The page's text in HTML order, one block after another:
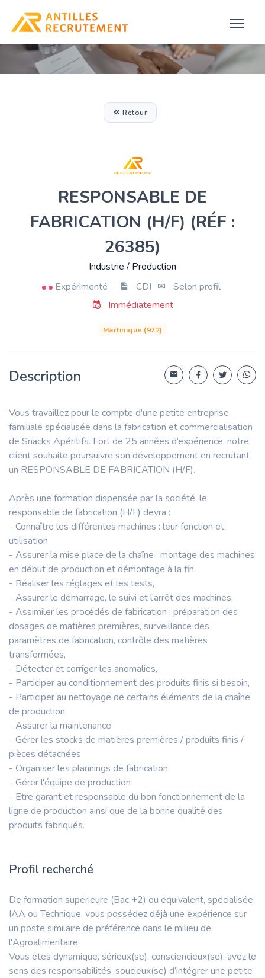
Retour
RESPONSABLE DE
FABRICATION (H/F) (RÉF :
26385)
Industrie / Production
Expérimenté
CDI
Selon profil
Immédiatement
Martinique (972)
Description
Vous travaillez pour le compte d'une petite entreprise
familiale spécialisée dans la fabrication et commercialisation
de Snacks Apéritifs. Fort de 25 années d’expérience, notre
client souhaite poursuivre son développement en recrutant
un RESPONSABLE DE FABRICATION (H/F).
Après une formation dispensée par la société, le
responsable de fabrication (H/F) devra :
- Connaître les différentes machines : leur fonction et
utilisation
- Assurer la mise place de la chaîne : montage des machines
en début de production et démontage à la fin,
- Réaliser les réglages et les tests,
- Assurer le démarrage, le suivi et l’arrêt des machines,
- Assimiler les procédés de fabrication : préparation des
dosages de matières premières, surveillance des
paramètres de fabrication, contrôle des matières
transformées,
- Détecter et corriger les anomalies,
- Participer au conditionnement des produits finis si besoin,
- Participer au nettoyage de certains éléments de la chaîne
de production,
- Assurer la maintenance
- Gérer les stocks de matières premières / produits finis /
pièces détachées
- Organiser les plannings de fabrication
- Gérer l'équipe de production
- Etre garant et responsable du bon fonctionnement de la
ligne de production ainsi que de la bonne qualité des
produits fabriqués.
Profil recherché
De formation supérieure (Bac +2) ou équivalent, spécialisée
IAA ou Technique, vous possédez déjà une expérience sur
un poste similaire de préférence dans le milieu de
l'Agroalimentaire.
Vous êtes dynamique, sérieux(se), consciencieux(se), avez le
sens des responsabilités, soucieux(se) d’intégrer une petite